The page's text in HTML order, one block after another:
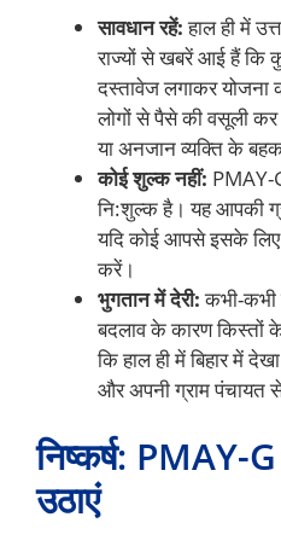
सावधान रहें:हाल ही में
राज्यों से खबरें आई हैं कि
दस्तावेज लगाकर योजना
लोगों से पैसे की वसूली कर
या अनजान व्यक्ति के
कोई शुल्क नहीं: PMAY-
नि:शुल्क है। यह आपकी
यदि कोई आपसे इसके लिए
करें।
भुगतान में देरी:कभी-कभी
बदलाव के कारण किस्तों
कि हाल ही में बिहार में
और अपनी ग्राम पंचायत
निष्कर्ष:
उठाएं